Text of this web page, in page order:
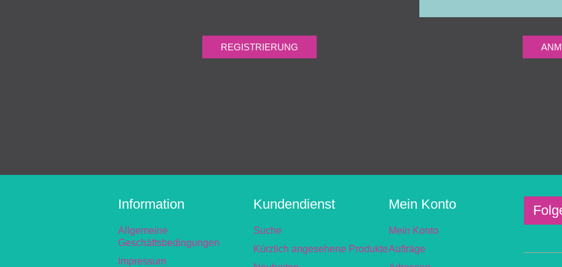
Information
Allgemeine
Geschäftsbedingungen
Impressum
Kundendienst
Suche
Kürzlich angesehene Produkte
Mein Konto
Mein Konto
Aufträge